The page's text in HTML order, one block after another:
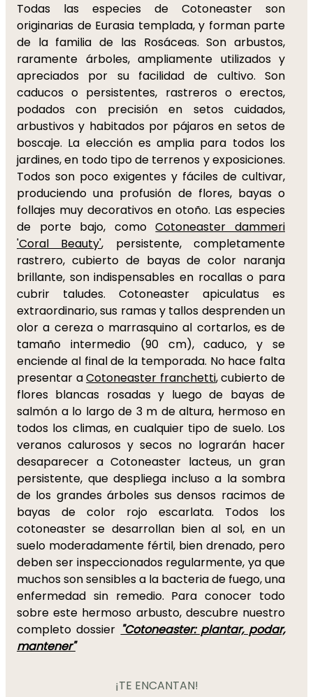
Todas las especies de Cotoneaster son
originarias de Eurasia templada, y forman parte
de la familia de las Rosáceas. Son arbustos,
raramente árboles, ampliamente utilizados y
apreciados por su facilidad de cultivo. Son
caducos o persistentes, rastreros o erectos,
podados con precisión en setos cuidados,
arbustivos y habitados por pájaros en setos de
boscaje. La elección es amplia para todos los
jardines, en todo tipo de terrenos y exposiciones.
Todos son poco exigentes y fáciles de cultivar,
produciendo una profusión de flores, bayas o
follajes muy decorativos en otoño. Las especies
de porte bajo, comoCotoneaster dammeri
'Coral Beauty', persistente, completamente
rastrero, cubierto de bayas de color naranja
brillante, son indispensables en rocallas o para
cubrir taludes. Cotoneaster apiculatus es
extraordinario, sus ramas y tallos desprenden un
olor a cereza o marrasquino al cortarlos, es de
tamaño intermedio (90 cm), caduco, y se
enciende al final de la temporada. No hace falta
presentar aCotoneaster franchetti, cubierto de
flores blancas rosadas y luego de bayas de
salmón a lo largo de 3 m de altura, hermoso en
todos los climas, en cualquier tipo de suelo. Los
veranos calurosos y secos no lograrán hacer
desaparecer a Cotoneaster lacteus, un gran
persistente, que despliega incluso a la sombra
de los grandes árboles sus densos racimos de
bayas de color rojo escarlata. Todos los
cotoneaster se desarrollan bien al sol, en un
suelo moderadamente fértil, bien drenado, pero
deben ser inspeccionados regularmente, ya que
muchos son sensibles a la bacteria de fuego, una
enfermedad sin remedio. Para conocer todo
sobre este hermoso arbusto, descubre nuestro
completo dossier "Cotoneaster: plantar, podar,
mantener"
¡TE ENCANTAN!